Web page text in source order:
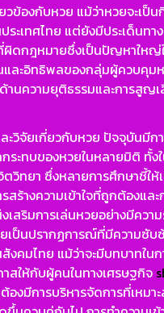
ข้องกับหวย แม้ว่าหวยจะเป็
ระเทศไทย แต่ยังมีประเด็นทา
ผิดกฎหมายซึ่งเป็นปัญหาใหญ่
และอิทธิพลของกลุ่มผู้ควบคุม
นความยุติธรรมและการสูญเ
ะวิจัยเกี่ยวกับหวย ปัจจุบันมีก
ระทบของหวยในหลายมิติ ทั้ง
ตวิทยา ซึ่งหลายการศึกษาชี้ให้
รสร้างความเข้าใจที่ถูกต้องแล
เสริมการเล่นหวยอย่างมีควา
เป็นปรากฏการณ์ที่มีความซับ
งคมไทย แม้ว่าจะมีบทบาทในก
าสให้กับผู้คนในทางเศรษฐกิจ
องมีการบริหารจัดการที่เหมา